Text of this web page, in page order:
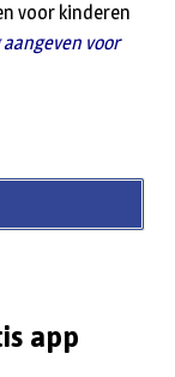
voor kinderen
aangeven voor
app